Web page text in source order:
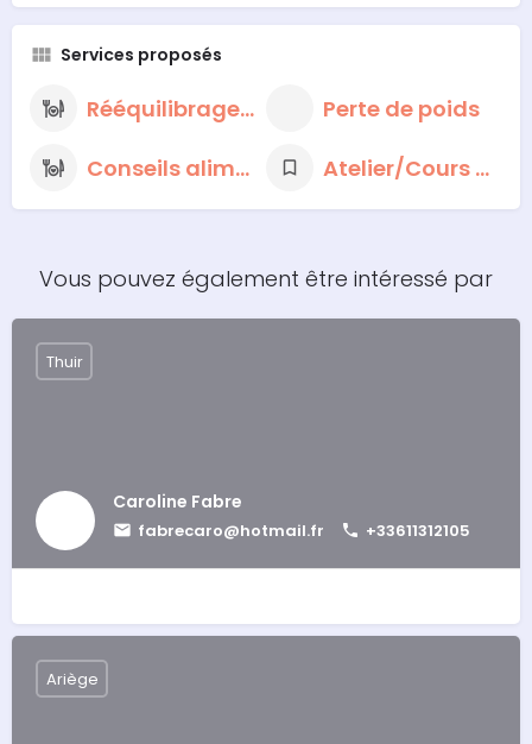
Services proposés
Rééquilibrage alimentaire
Perte de poids
Conseils alimentaires nutritionnels
Atelier/Cours de cuisine
Vous pouvez également être intéressé par
Caroline Fabre
fabrecaro@hotmail.fr +33611312105
Thuir
Ariège